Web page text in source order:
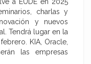
charlas y
y nuevos
Tendrá lugar en la
KIA, Oracle,
las empresas